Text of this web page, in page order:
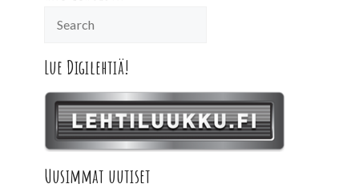
Lue Digilehtiä!
Uusimmat uutiset